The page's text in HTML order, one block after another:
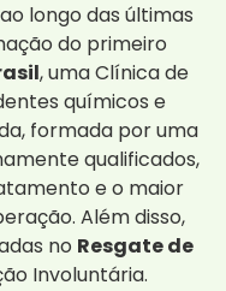
longo das últimas
do primeiro
, uma Clínica de
químicos e
formada por uma
qualificados,
e o maior
Além disso,
no Resgate de
Involuntária.